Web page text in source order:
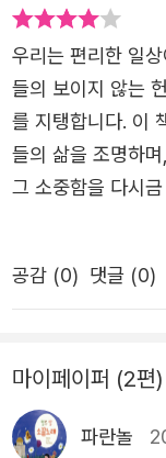
나은 곳이 되기를
련된 온갖 직업으
퍼센트를 회비로
대중의 사랑에 보
이터 안예은, 문신
력하며 자기다움을
지구 시민 유튜버
는 일로 아들 잃은
호사 강석경은 표
위에 그치지 않고
는 이”들을 호명한
년 만에 꼬박 갚고
우리는 편리한 일
들의 보이지 않는
를 지탱합니다. 이
들의 삶을 조명하
그 소중함을 다시
공감 (0) 댓글 (0)
마이페이퍼 (2편)
파란놀